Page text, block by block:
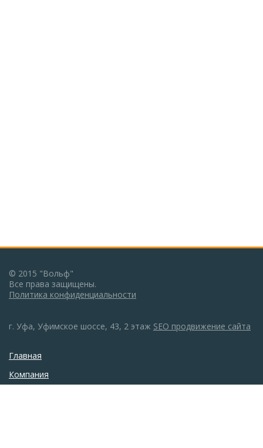
© 2015 "Вольф"
Все права защищены.
Политика конфиденциальности
г. Уфа, Уфимское шоссе, 43, 2 этаж SEO продвижение сайта
Главная
Компания